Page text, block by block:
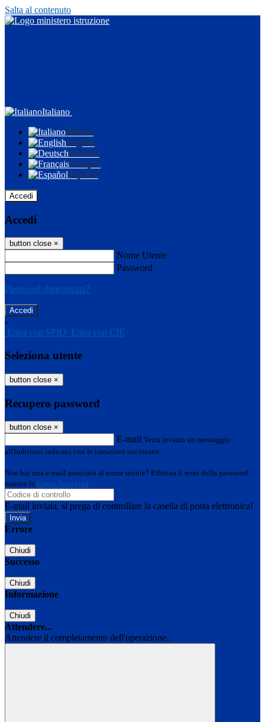
Salta al contenuto
Italiano
Italiano
English
Deutsch
Français
Español
Accedi
Accedi
button close ×
Nome Utente
Password
Password dimenticata?
-
Entra con SPID Entra con CIE
Seleziona utente
button close ×
Recupero password
button close ×
E-mail Verrà inviato un messaggio
all'indirizzo indicato con le istruzioni necessarie.
Non hai una e-mail associata al nome utente? Effettua il reset della password
tramite la Login Spaggiari
E-mail inviata, si prega di controllare la casella di posta elettronica!
Errore
Chiudi
Successo
Chiudi
Informazione
Chiudi
Attendere...
Attendere il completamento dell'operazione...